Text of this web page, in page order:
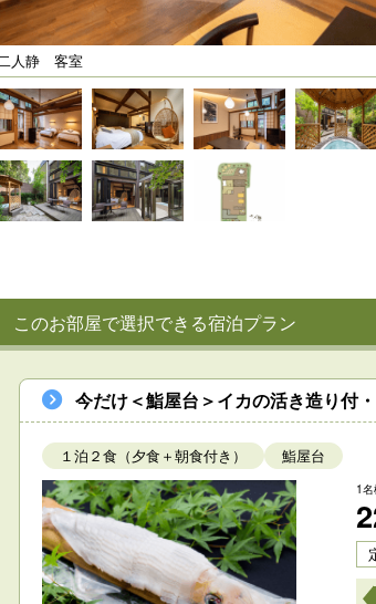
二人静 客室
このお部屋で選択できる宿泊プラン
今だけ＜鮨屋台＞イカの活き造り付
１泊２食（夕食＋朝食付き） 鮨屋台
1